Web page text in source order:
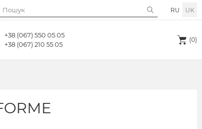
RU UK
+38 (067) 550 05 05
+38 (067) 210 55 05
(0)